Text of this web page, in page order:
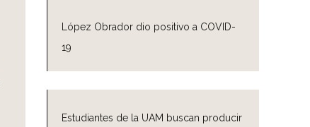
López Obrador dio positivo a COVID-
19
Estudiantes de la UAM buscan producir